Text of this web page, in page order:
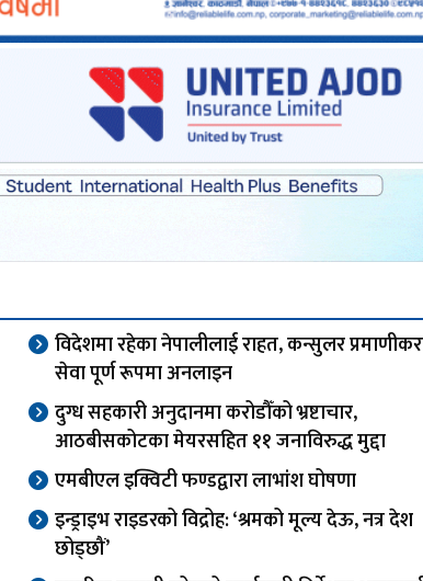
विदेशमा रहेका नेपालीलाई राहत, कन्सुलर
सेवा पूर्ण रूपमा अनलाइन
दुग्ध सहकारी अनुदानमा करोडौँको भ्रष्टाचार,
आठबीसकोटका मेयरसहित ११ जनाविरुद्ध मुद्दा
एमबीएल इक्विटी फण्डद्वारा लाभांश घोषणा
इन्ड्राइभ राइडरको विद्रोह: ‘श्रमको मूल्य देऊ, नत्र देश
छोड्छौं’